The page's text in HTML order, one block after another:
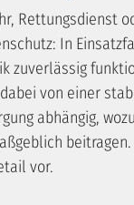
Rettungsdienst
In
zuverlässig
von einer
abhängig,
vor.